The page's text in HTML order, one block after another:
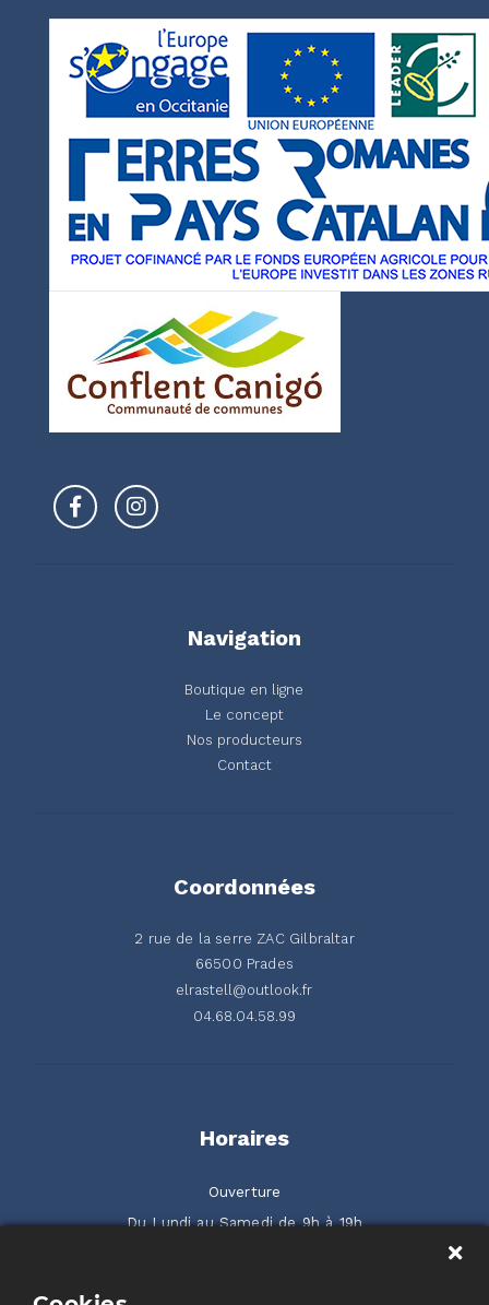
Navigation
Boutique en ligne
Le concept
Nos producteurs
Contact
Coordonnées
2 rue de la serre ZAC Gilbraltar
66500 Prades
elrastell@outlook.fr
04.68.04.58.99
Horaires
Ouverture
Du Lundi au Samedi de 9h à 19h